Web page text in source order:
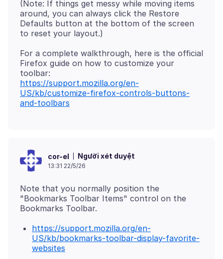
(Note: If things get messy while moving items
around, you can always click the Restore
Defaults button at the bottom of the screen
For a complete walkthrough, here is the official
Firefox guide on how to customize your
https://support.mozilla.org/en-
US/kb/customize-firefox-controls-buttons-
and-toolbars
cor-el Người xét duyệt
13:31 22/5/26
Note that you normally position the
"Bookmarks Toolbar Items" control on the
https://support.mozilla.org/en-
US/kb/bookmarks-toolbar-display-favorite-
websites